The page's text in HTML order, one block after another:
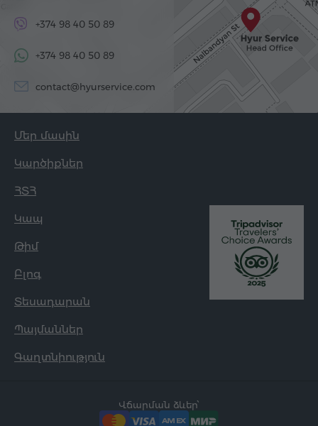
+374 98 40 50 89
+374 98 40 50 89
contact@hyurservice.com
Մեր մասին
Կարծիքներ
ՀՏՀ
Կապ
Թիմ
Բլոգ
Տեսադարան
Պայմաններ
Գաղտնիություն
Վճարման ձևեր՝